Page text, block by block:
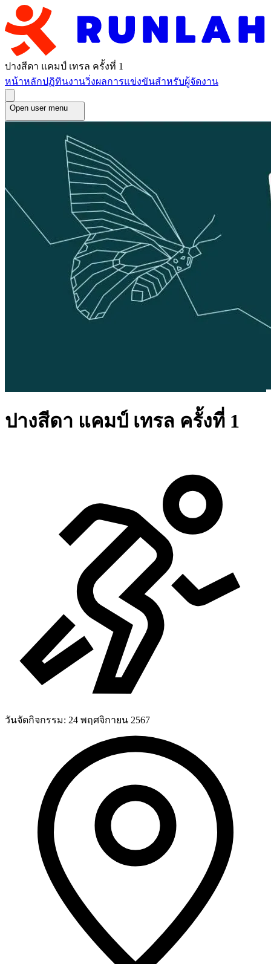
ปางสีดา แคมป์ เทรล ครั้งที่ 1
หน้าหลักปฏิทินงานวิ่งผลการแข่งขันสำหรับผู้จัดงาน
Open user menu
ปางสีดา แคมป์ เทรล ครั้งที่ 1
วันจัดกิจกรรม: 24 พฤศจิกายน 2567